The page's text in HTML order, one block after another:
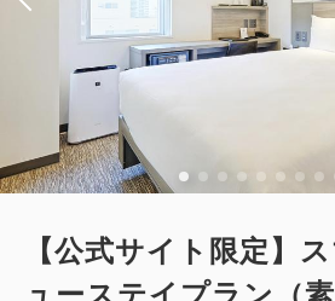
【公式サイト限定】